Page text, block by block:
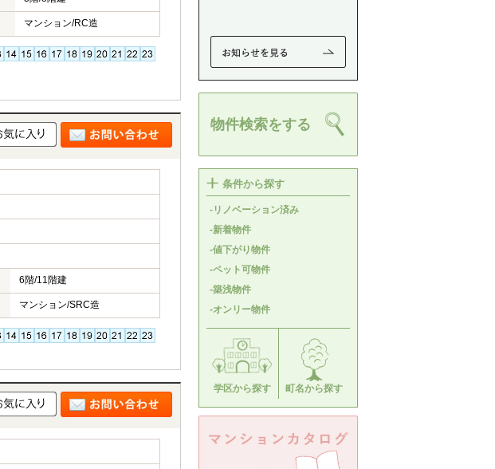
マンション/RC造
6階/11階建
マンション/SRC造
物件検索をする
条件から探す
-リノベーション済み
-新着物件
-値下がり物件
-ペット可物件
-築浅物件
-オンリー物件
学区から探す 町名から探す